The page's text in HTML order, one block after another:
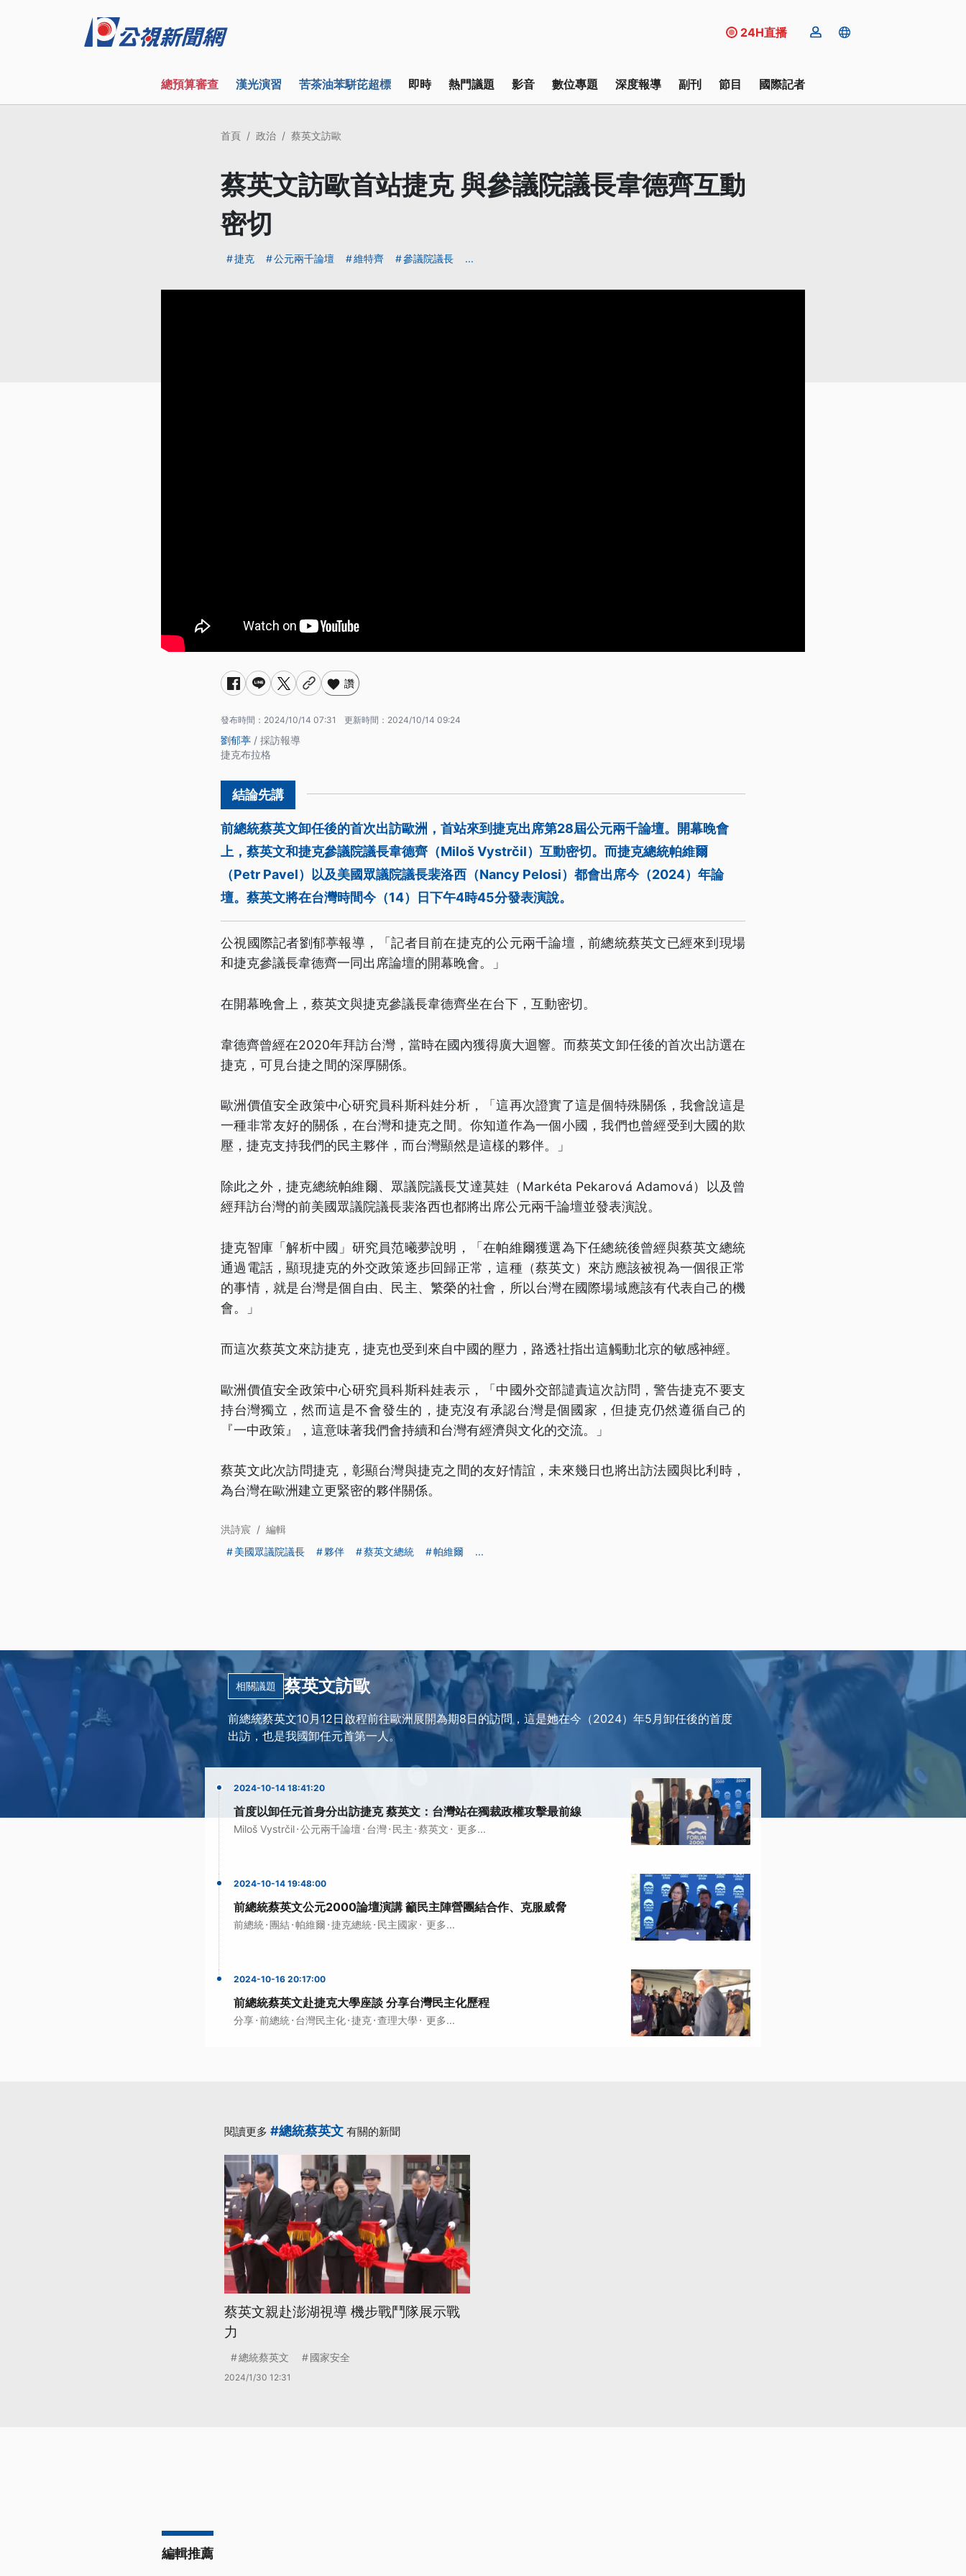
24H直播
總預算審查 漢光演習 苦茶油苯駢芘超標 即時 熱門議題 影音 數位專題 深度報導 副刊 節目 國際記者
首頁 政治 蔡英文訪歐
蔡英文訪歐首站捷克 與參議院議長韋德齊互動
密切
捷克 公元兩千論壇 維特齊 參議院議長 ...
讚
發布時間： 2024/10/14 07:31 更新時間： 2024/10/14 09:24
劉郁葶 / 採訪報導
捷克布拉格
前總統蔡英文卸任後的首次出訪歐洲，首站來到捷克出席第28屆公元兩千論壇。開幕晚會
上，蔡英文和捷克參議院議長韋德齊（Miloš Vystrčil）互動密切。而捷克總統帕維爾
（Petr Pavel）以及美國眾議院議長裴洛西（Nancy Pelosi）都會出席今（2024）年論
壇。蔡英文將在台灣時間今（14）日下午4時45分發表演說。
公視國際記者劉郁葶報導，「記者目前在捷克的公元兩千論壇，前總統蔡英文已經來到現場
和捷克參議長韋德齊一同出席論壇的開幕晚會。」
在開幕晚會上，蔡英文與捷克參議長韋德齊坐在台下，互動密切。
韋德齊曾經在2020年拜訪台灣，當時在國內獲得廣大迴響。而蔡英文卸任後的首次出訪選在
捷克，可見台捷之間的深厚關係。
歐洲價值安全政策中心研究員科斯科娃分析，「這再次證實了這是個特殊關係，我會說這是
一種非常友好的關係，在台灣和捷克之間。你知道作為一個小國，我們也曾經受到大國的欺
壓，捷克支持我們的民主夥伴，而台灣顯然是這樣的夥伴。」
除此之外，捷克總統帕維爾、眾議院議長艾達莫娃（Markéta Pekarová Adamová）以及曾
經拜訪台灣的前美國眾議院議長裴洛西也都將出席公元兩千論壇並發表演說。
捷克智庫「解析中國」研究員范曦夢說明，「在帕維爾獲選為下任總統後曾經與蔡英文總統
通過電話，顯現捷克的外交政策逐步回歸正常，這種（蔡英文）來訪應該被視為一個很正常
的事情，就是台灣是個自由、民主、繁榮的社會，所以台灣在國際場域應該有代表自己的機
會。」
而這次蔡英文來訪捷克，捷克也受到來自中國的壓力，路透社指出這觸動北京的敏感神經。
歐洲價值安全政策中心研究員科斯科娃表示，「中國外交部譴責這次訪問，警告捷克不要支
持台灣獨立，然而這是不會發生的，捷克沒有承認台灣是個國家，但捷克仍然遵循自己的
『一中政策』，這意味著我們會持續和台灣有經濟與文化的交流。」
蔡英文此次訪問捷克，彰顯台灣與捷克之間的友好情誼，未來幾日也將出訪法國與比利時，
為台灣在歐洲建立更緊密的夥伴關係。
洪詩宸 / 編輯
美國眾議院議長
夥伴 蔡英文總統 帕維爾 ...
相關議題 蔡英文訪歐
前總統蔡英文10月12日啟程前往歐洲展開為期8日的訪問，這是她在今（2024）年5月卸任後的首度
出訪，也是我國卸任元首第一人。
2024-10-14 18:41:20
首度以卸任元首身分出訪捷克 蔡英文：台灣站在獨裁政權攻擊最前線
Miloš Vystrčil·公元兩千論壇 · 台灣· 民主 ·蔡英文 · 更多...
2024-10-14 19:48:00
前總統蔡英文公元2000論壇演講 籲民主陣營團結合作、克服威脅
前總統·團結 ·帕維爾 ·捷克總統· 民主國家 · 更多...
2024-10-16 20:17:00
前總統蔡英文赴捷克大學座談 分享台灣民主化歷程
分享·前總統· 台灣民主化·捷克·查理大學· 更多...
閱讀更多 #總統蔡英文 有關的新聞
蔡英文親赴澎湖視導 機步戰鬥隊展示戰
力
總統蔡英文 國家安全
2024/1/30 12:31
編輯推薦